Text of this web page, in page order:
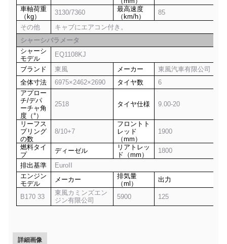
車軸荷重
（kg）
3130/7360
最高速度
（km/h）
85
その他
キャブにエアコン付き。
シャーシパラメータ
シャーシ
モデル
EQ1108KJ
ブランド
東風 メーカー
東風汽車有限公司
全体寸法
6975×2462×2690 タイヤ数
6
アプロー
チ/デパ
ーチャ角
度（°）
2518 タイヤ仕様 9.00-20
リーフス
プリング
の数
8/10+7
フロントト
レッド
（mm）
1900
燃料タイ
プ
ディーゼル
リアトレッ
ド（mm）
1800
排出基準
EuroII
エンジン
モデル
メーカー
排気量
（ml）
出力
B170 33
東風カミンズエン
ジン有限公司
5900 125
詳細画像